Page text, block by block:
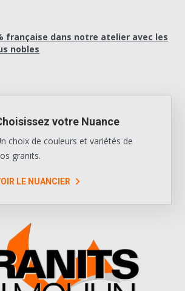
française dans notre atelier avec les
nobles
votre Nuance
choix de couleurs et variétés de
granits.
LE NUANCIER